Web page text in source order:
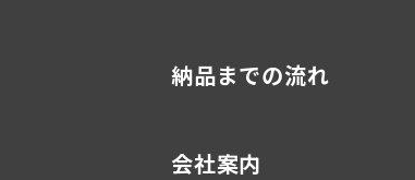
納品までの流れ
会社案内